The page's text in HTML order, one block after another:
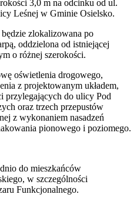
3,0 m na odcinku od ul.
Leśnej w Gminie Osielsko.
będzie zlokalizowana po
oddzielona od istniejącej
o różnej szerokości.
oświetlenia drogowego,
z projektowanym układem,
przylegających do ulicy Pod
oraz trzech przepustów
z wykonaniem nasadzeń
pionowego i poziomego.
do mieszkańców
w szczególności
Funkcjonalnego.